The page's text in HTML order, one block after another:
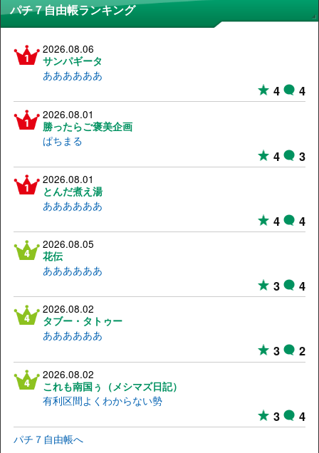
パチ７自由帳ランキング
2026.08.06
サンパギータ
ああああああ
4 4
2026.08.01
勝ったらご褒美企画
ぱちまる
4 3
2026.08.01
とんだ煮え湯
ああああああ
4 4
2026.08.05
花伝
ああああああ
3 4
2026.08.02
タブー・タトゥー
ああああああ
3 2
2026.08.02
これも南国ぅ（メシマズ日記）
有利区間よくわからない勢
3 4
パチ７自由帳へ